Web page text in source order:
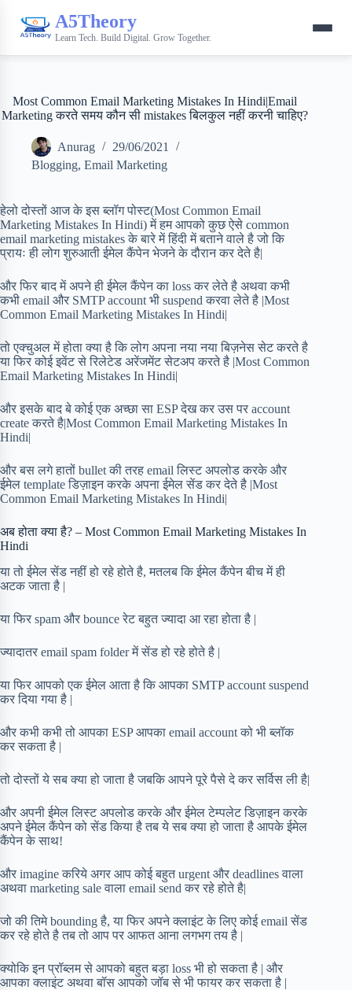
A5Theory
Learn Tech. Build Digital. Grow Together.
Most Common Email Marketing Mistakes In Hindi|Email
Marketing करते समय कौन सी mistakes बिलकुल नहीं करनी चाहिए?
Anurag
29/06/2021
Blogging, Email Marketing
हेलो दोस्तों आज के इस ब्लॉग पोस्ट(Most Common Email
Marketing Mistakes In Hindi) में हम आपको कुछ ऐसे common
email marketing mistakes के बारे में हिंदी में बताने वाले है जो कि
प्रायः ही लोग शुरुआती ईमेल कैंपेन भेजने के दौरान कर देते है|
और फिर बाद में अपने ही ईमेल कैंपेन का loss कर लेते है अथवा कभी
कभी email और SMTP account भी suspend करवा लेते है |Most
Common Email Marketing Mistakes In Hindi|
तो एक्चुअल में होता क्या है कि लोग अपना नया नया बिज़नेस सेट करते है
या फिर कोई इवेंट से रिलेटेड अरेंजमेंट सेटअप करते है |Most Common
Email Marketing Mistakes In Hindi|
और इसके बाद बे कोई एक अच्छा सा ESP देख कर उस पर account
create करते है|Most Common Email Marketing Mistakes In
Hindi|
और बस लगे हातों bullet की तरह email लिस्ट अपलोड करके और
ईमेल template डिज़ाइन करके अपना ईमेल सेंड कर देते है |Most
Common Email Marketing Mistakes In Hindi|
अब होता क्या है? – Most Common Email Marketing Mistakes In
Hindi
या तो ईमेल सेंड नहीं हो रहे होते है, मतलब कि ईमेल कैंपेन बीच में ही
अटक जाता है |
या फिर spam और bounce रेट बहुत ज्यादा आ रहा होता है |
ज्यादातर email spam folder में सेंड हो रहे होते है |
या फिर आपको एक ईमेल आता है कि आपका SMTP account suspend
कर दिया गया है |
और कभी कभी तो आपका ESP आपका email account को भी ब्लॉक
कर सकता है |
तो दोस्तों ये सब क्या हो जाता है जबकि आपने पूरे पैसे दे कर सर्विस ली है|
और अपनी ईमेल लिस्ट अपलोड करके और ईमेल टेम्पलेट डिज़ाइन करके
अपने ईमेल कैंपेन को सेंड किया है तब ये सब क्या हो जाता है आपके ईमेल
कैंपेन के साथ!
और imagine करिये अगर आप कोई बहुत urgent और deadlines वाला
अथवा marketing sale वाला email send कर रहे होते है|
जो की तिमे bounding है, या फिर अपने क्लाइंट के लिए कोई email सेंड
कर रहे होते है तब तो आप पर आफत आना लगभग तय है |
क्योकि इन प्रॉब्लम से आपको बहुत बड़ा loss भी हो सकता है | और
आपका क्लाइंट अथवा बॉस आपको जॉब से भी फायर कर सकता है |